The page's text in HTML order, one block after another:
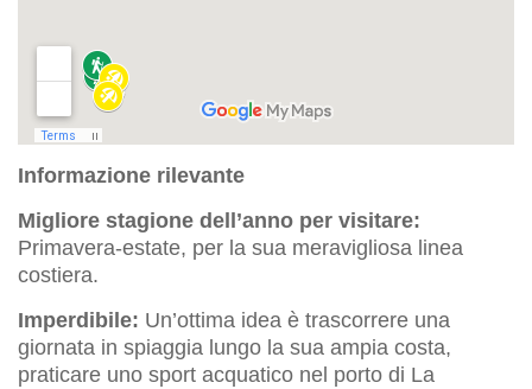
Informazione rilevante
Migliore stagione dell’anno per visitare:
Primavera-estate, per la sua meravigliosa linea
costiera.
Imperdibile: Un’ottima idea è trascorrere una
giornata in spiaggia lungo la sua ampia costa,
praticare uno sport acquatico nel porto di La